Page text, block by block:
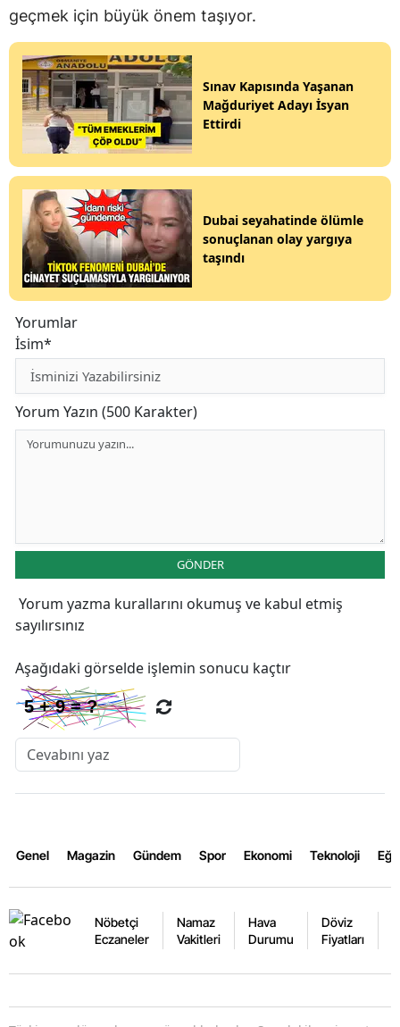
geçmek için büyük önem taşıyor.
Sınav Kapısında Yaşanan
Mağduriyet Adayı İsyan
Ettirdi
Dubai seyahatinde ölümle
sonuçlanan olay yargıya
taşındı
Yorumlar
İsim*
Yorum Yazın (500 Karakter)
GÖNDER
Yorum yazma kurallarını okumuş ve kabul etmiş
sayılırsınız
Aşağıdaki görselde işlemin sonucu kaçtır
Genel Magazin Gündem Spor Ekonomi Teknoloji
Nöbetçi
Eczaneler
Namaz
Vakitleri
Hava
Durumu
Döviz
Fiyatları